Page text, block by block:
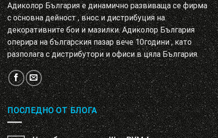
Адиколор България е динамично развиваща се фирма
с основна дейност , внос и дистрибуция на
декоративните бои и мазилки. Адиколор България
оперира на българския пазар вече 10години , като
разполага с дистрибутори и офиси в цяла България.
ПОСЛЕДНО ОТ БЛОГА